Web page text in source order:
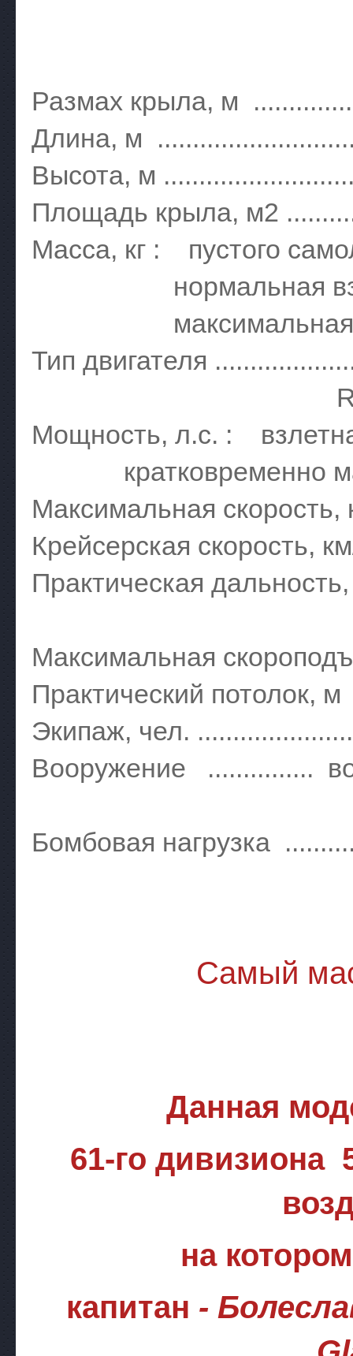
Размах крыла, м
Длина, м
Высота, м
Площадь крыла, м2
Масса, кг : пустого
нормальная
максимальная
Тип двигателя
R-2800-59
Мощность, л.с. :
кратковременно
Максимальная
Крейсерская скорость,
Практическая
Максимальная
Практический потолок,
Экипаж, чел.
Вооружение ...............
Бомбовая нагрузка
Самый
Данная
61-го дивизиона
на
капитан -